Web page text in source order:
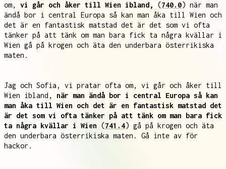
om, vi går och åker till Wien ibland, (740.0) när man
ändå bor i central Europa så kan man åka till Wien och
det är en fantastisk matstad det är det som vi ofta
tänker på att tänk om man bara fick ta några kvällar i
Wien gå på krogen och äta den underbara österrikiska
maten.
Jag och Sofia, vi pratar ofta om, vi går och åker till
Wien ibland, när man ändå bor i central Europa så kan
man åka till Wien och det är en fantastisk matstad det
är det som vi ofta tänker på att tänk om man bara fick
ta några kvällar i Wien (741.4) gå på krogen och äta
den underbara österrikiska maten. Gå inte av för
hackor.